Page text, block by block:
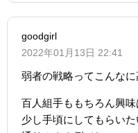
goodgirl
2022年01月13日 22:41
弱者の戦略ってこんなに
百人組手ももちろん興
少し手頃にしてもらい